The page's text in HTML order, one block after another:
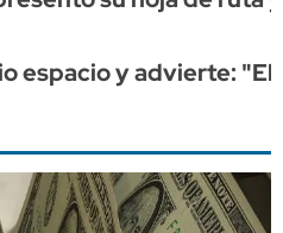
espacio y advierte: